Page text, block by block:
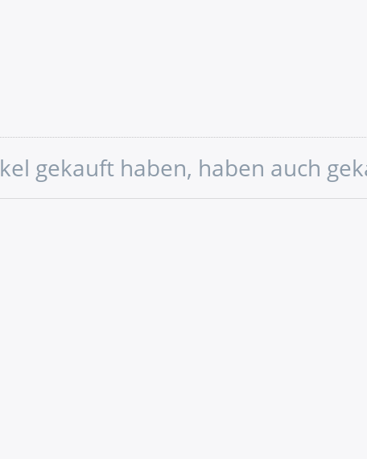
gekauft haben, haben auch